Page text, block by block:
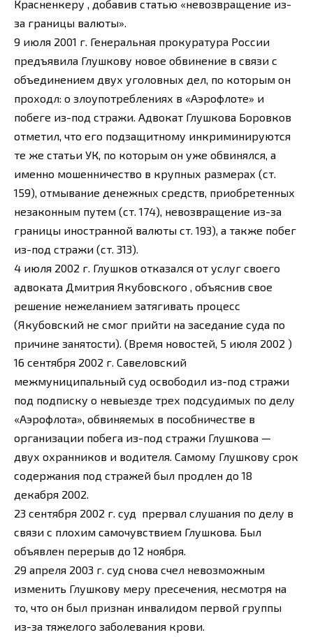
Красненкеру , добавив статью «невозвращение из-
за границы валюты».
9 июля 2001 г. Генеральная прокуратура России
предъявила Глушкову новое обвинение в связи с
объединением двух уголовных дел, по которым он
проходл: о злоупотреблениях в «Аэрофлоте» и
побеге из-под стражи. Адвокат Глушкова Боровков
отметил, что его подзащитному инкриминируются
те же статьи УК, по которым он уже обвинялся, а
именно мошенничество в крупных размерах (ст.
159), отмывание денежных средств, приобретенных
незаконным путем (ст. 174), невозвращение из-за
границы иностранной валюты ст. 193), а также побег
из-под стражи (ст. 313).
4 июля 2002 г. Глушков отказался от услуг своего
адвоката Дмитрия Якубовского , объяснив свое
решение нежеланием затягивать процесс
(Якубовский не смог прийти на заседание суда по
причине занятости). (Время новостей, 5 июля 2002 )
16 сентября 2002 г. Савеловский
межмуниципальный суд освободил из-под стражи
под подписку о невыезде трех подсудимых по делу
«Аэрофлота», обвиняемых в пособничестве в
организации побега из-под стражи Глушкова —
двух охранников и водителя. Самому Глушкову срок
содержания под стражей был продлен до 18
декабря 2002.
23 сентября 2002 г. суд прервал слушания по делу в
связи с плохим самочувствием Глушкова. Был
объявлен перерыв до 12 ноября.
29 апреля 2003 г. суд снова счел невозможным
изменить Глушкову меру пресечения, несмотря на
то, что он был признан инвалидом первой группы
из-за тяжелого заболевания крови.